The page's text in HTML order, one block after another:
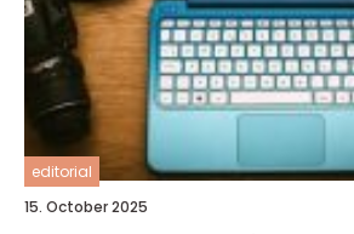
editorial
15. October 2025